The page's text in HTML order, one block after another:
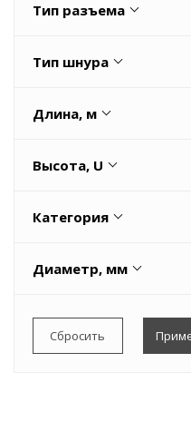
Тип разъема
Тип шнура
Длина, м
Весь список
Высота, U
0,798
Весь список
Категория
Диаметр, мм
0,0047